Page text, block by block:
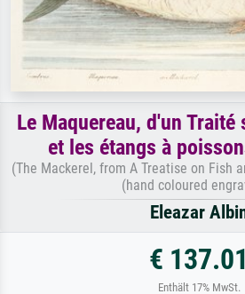
Le Maquereau, d'un
et les étangs à
(The Mackerel, from A Treatise on Fish
(hand coloured
Eleazar
€ 137.01
Enthält 17% MwSt.